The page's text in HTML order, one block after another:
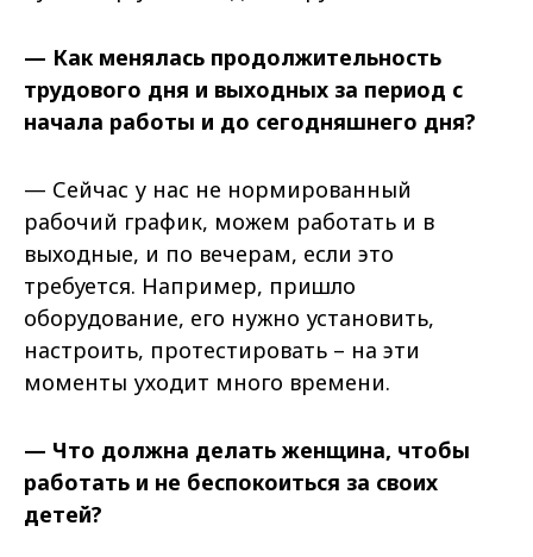
— Как менялась продолжительность
трудового дня и выходных за период с
начала работы и до сегодняшнего дня?
— Сейчас у нас не нормированный
рабочий график, можем работать и в
выходные, и по вечерам, если это
требуется. Например, пришло
оборудование, его нужно установить,
настроить, протестировать – на эти
моменты уходит много времени.
— Что должна делать женщина, чтобы
работать и не беспокоиться за своих
детей?